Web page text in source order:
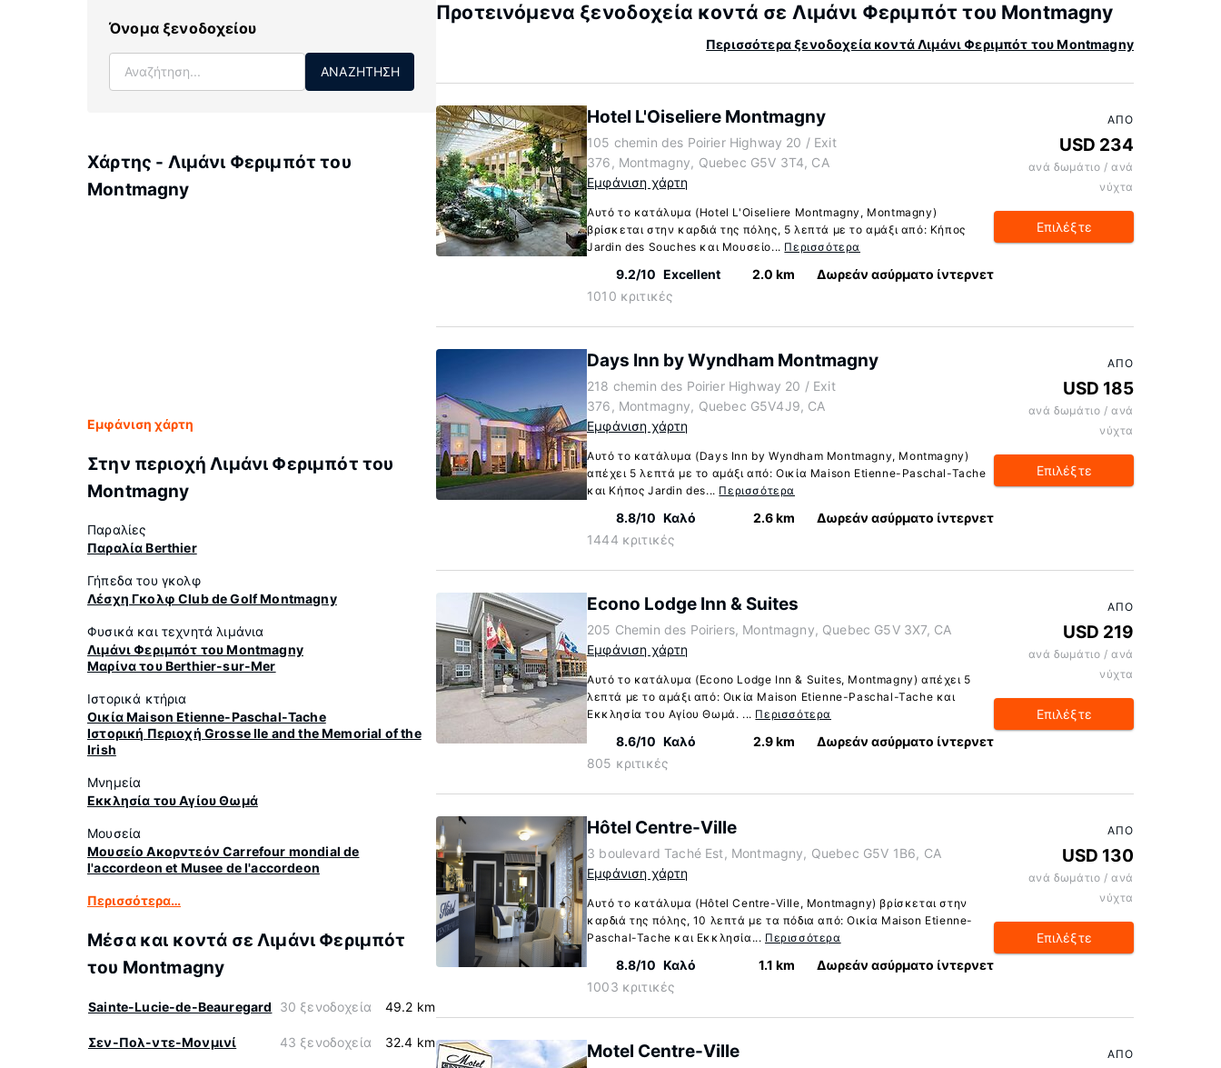
Όνομα ξενοδοχείου
ΑΝΑΖΉΤΗΣΗ
Χάρτης - Λιμάνι Φεριμπότ του
Montmagny
Εμφάνιση χάρτη
Στην περιοχή Λιμάνι Φεριμπότ του
Montmagny
Παραλίες
Παραλία Berthier
Γήπεδα του γκολφ
Λέσχη Γκολφ Club de Golf Montmagny
Φυσικά και τεχνητά λιμάνια
Λιμάνι Φεριμπότ του Montmagny
Μαρίνα του Berthier-sur-Mer
Ιστορικά κτήρια
Οικία Maison Etienne-Paschal-Tache
Ιστορική Περιοχή Grosse Ile and the Memorial of the
Irish
Μνημεία
Εκκλησία του Αγίου Θωμά
Μουσεία
Μουσείο Ακορντεόν Carrefour mondial de
l'accordeon et Musee de l'accordeon
Περισσότερα…
Μέσα και κοντά σε Λιμάνι Φεριμπότ
του Montmagny
Sainte-Lucie-de-Beauregard 30 ξενοδοχεία 49.2 km
Σεν-Πολ-ντε-Μονμινί 43 ξενοδοχεία 32.4 km
Προτεινόμενα ξενοδοχεία κοντά σε Λιμάνι Φεριμπότ του Montmagny
Περισσότερα ξενοδοχεία κοντά Λιμάνι Φεριμπότ του Montmagny
Hotel L'Oiseliere Montmagny
105 chemin des Poirier Highway 20 / Exit
376, Montmagny, Quebec G5V 3T4, CA
Εμφάνιση χάρτη
Αυτό το κατάλυμα (Hotel L'Oiseliere Montmagny, Montmagny)
βρίσκεται στην καρδιά της πόλης, 5 λεπτά με το αμάξι από: Κήπος
Jardin des Souches και Μουσείο... Περισσότερα
9.2/10 Excellent
1010 κριτικές
2.0 km Δωρεάν ασύρματο ίντερνετ
ΑΠΌ
USD 234
ανά δωμάτιο / ανά
νύχτα
Επιλέξτε
Days Inn by Wyndham Montmagny
218 chemin des Poirier Highway 20 / Exit
376, Montmagny, Quebec G5V4J9, CA
Εμφάνιση χάρτη
Αυτό το κατάλυμα (Days Inn by Wyndham Montmagny, Montmagny)
απέχει 5 λεπτά με το αμάξι από: Οικία Maison Etienne-Paschal-Tache
και Κήπος Jardin des... Περισσότερα
8.8/10 Καλό
1444 κριτικές
2.6 km Δωρεάν ασύρματο ίντερνετ
ΑΠΌ
USD 185
ανά δωμάτιο / ανά
νύχτα
Επιλέξτε
Econo Lodge Inn & Suites
205 Chemin des Poiriers, Montmagny, Quebec G5V 3X7, CA
Εμφάνιση χάρτη
Αυτό το κατάλυμα (Econo Lodge Inn & Suites, Montmagny) απέχει 5
λεπτά με το αμάξι από: Οικία Maison Etienne-Paschal-Tache και
Εκκλησία του Αγίου Θωμά. ... Περισσότερα
8.6/10 Καλό
805 κριτικές
2.9 km Δωρεάν ασύρματο ίντερνετ
ΑΠΌ
USD 219
ανά δωμάτιο / ανά
νύχτα
Επιλέξτε
Hôtel Centre-Ville
3 boulevard Taché Est, Montmagny, Quebec G5V 1B6, CA
Εμφάνιση χάρτη
Αυτό το κατάλυμα (Hôtel Centre-Ville, Montmagny) βρίσκεται στην
καρδιά της πόλης, 10 λεπτά με τα πόδια από: Οικία Maison Etienne-
Paschal-Tache και Εκκλησία... Περισσότερα
8.8/10 Καλό
1003 κριτικές
1.1 km Δωρεάν ασύρματο ίντερνετ
ΑΠΌ
USD 130
ανά δωμάτιο / ανά
νύχτα
Επιλέξτε
Motel Centre-Ville ΑΠΌ